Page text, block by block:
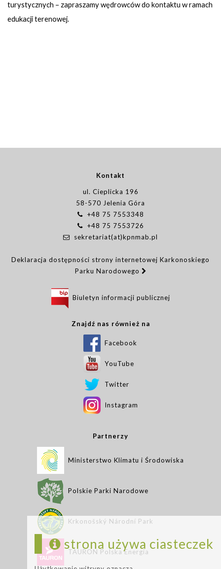
turystycznych – zapraszamy wędrowców do kontaktu w ramach
edukacji terenowej.
Kontakt
ul. Cieplicka 196
58-570 Jelenia Góra
+48 75 7553348
+48 75 7553726
sekretariat(at)kpnmab.pl
Deklaracja dostępności strony internetowej Karkonoskiego
Parku Narodowego
Biuletyn informacji publicznej
Znajdź nas również na
Facebook
YouTube
Twitter
Instagram
Partnerzy
Ministerstwo Klimatu i Środowiska
Polskie Parki Narodowe
Krkonošský Národní Park
TAURON Polska Energia
strona używa ciasteczek